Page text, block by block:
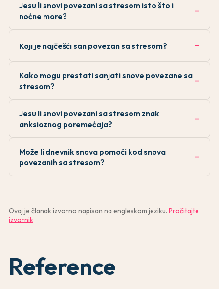
Jesu li snovi povezani sa stresom isto što i
noćne more?
Koji je najčešći san povezan sa stresom?
Kako mogu prestati sanjati snove povezane sa
stresom?
Jesu li snovi povezani sa stresom znak
anksioznog poremećaja?
Može li dnevnik snova pomoći kod snova
povezanih sa stresom?
Ovaj je članak izvorno napisan na engleskom jeziku. Pročitajte
izvornik
Reference